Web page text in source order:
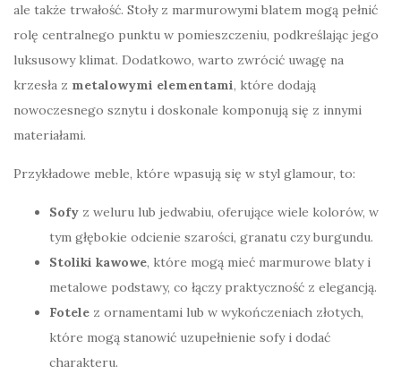
ale także trwałość. Stoły z marmurowymi blatem mogą pełnić
rolę centralnego punktu w pomieszczeniu, podkreślając jego
luksusowy klimat. Dodatkowo, warto zwrócić uwagę na
krzesła z metalowymi elementami, które dodają
nowoczesnego sznytu i doskonale komponują się z innymi
materiałami.
Przykładowe meble, które wpasują się w styl glamour, to:
Sofy z weluru lub jedwabiu, oferujące wiele kolorów, w
tym głębokie odcienie szarości, granatu czy burgundu.
Stoliki kawowe, które mogą mieć marmurowe blaty i
metalowe podstawy, co łączy praktyczność z elegancją.
Fotele z ornamentami lub w wykończeniach złotych,
które mogą stanowić uzupełnienie sofy i dodać
charakteru.